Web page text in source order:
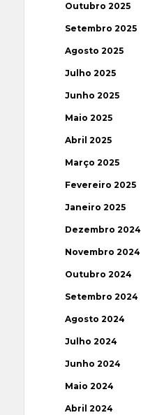
Outubro 2025
Setembro 2025
Agosto 2025
Julho 2025
Junho 2025
Maio 2025
Abril 2025
Março 2025
Fevereiro 2025
Janeiro 2025
Dezembro 2024
Novembro 2024
Outubro 2024
Setembro 2024
Agosto 2024
Julho 2024
Junho 2024
Maio 2024
Abril 2024